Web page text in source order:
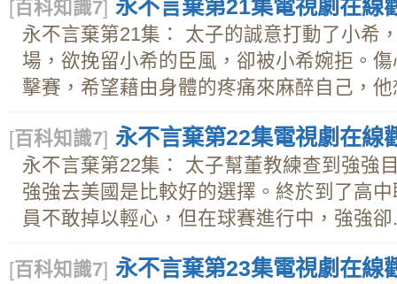
[百科知識7] 永不言棄第21集電視劇在線
永不言棄第21集： 太子的誠意打動了小希
場，欲挽留小希的臣風，卻被小希婉拒。
擊賽，希望藉由身體的疼痛來麻醉自己，他
[百科知識7] 永不言棄第22集電視劇在線
永不言棄第22集： 太子幫董教練查到強強
強強去美國是比較好的選擇。終於到了高
員不敢掉以輕心，但在球賽進行中，強強卻
[百科知識7] 永不言棄第23集電視劇在線